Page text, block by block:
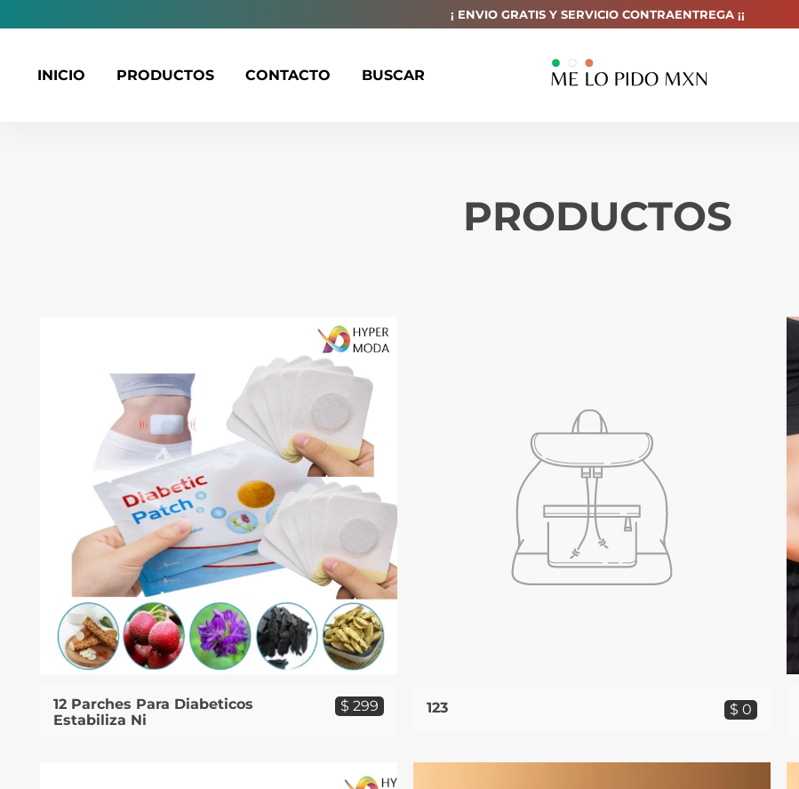
¡ ENVIO GRATIS Y SERVICIO CONTRAENTREGA ¡¡
INICIO PRODUCTOS CONTACTO BUSCAR
PRODUCTOS
12 Parches Para Diabeticos
Estabiliza Ni
$ 299 123 $ 0